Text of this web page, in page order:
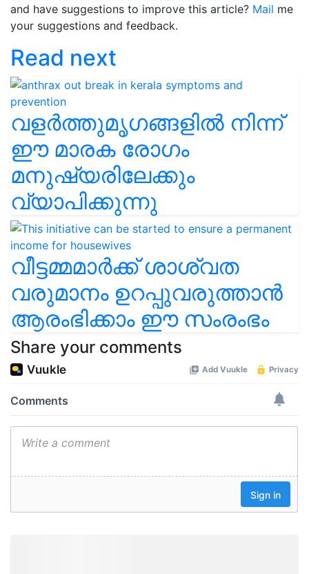
and have suggestions to improve this article? Mail me
your suggestions and feedback.
Read next
വളർത്തുമൃഗങ്ങളിൽ നിന്ന്
ഈ മാരക രോഗം
മനുഷ്യരിലേക്കും
വ്യാപിക്കുന്നു
വീട്ടമ്മമാർക്ക് ശാശ്വത
വരുമാനം ഉറപ്പുവരുത്താൻ
ആരംഭിക്കാം ഈ സംരംഭം
Share your comments